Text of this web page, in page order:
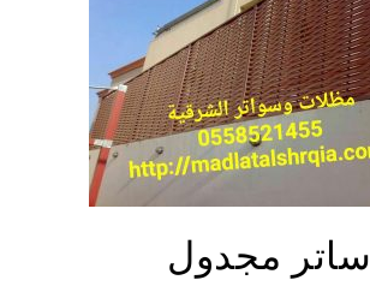
ساتر مجدول